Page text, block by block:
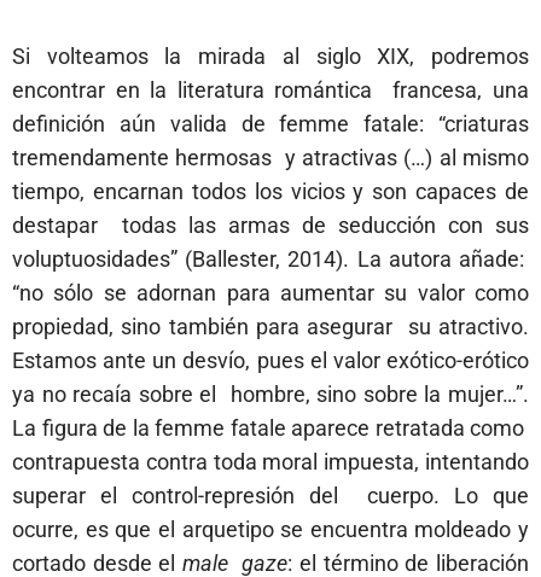
Si volteamos la mirada al siglo XIX, podremos
encontrar en la literatura romántica francesa, una
definición aún valida de femme fatale: “criaturas
tremendamente hermosas y atractivas (…) al mismo
tiempo, encarnan todos los vicios y son capaces de
destapar todas las armas de seducción con sus
voluptuosidades” (Ballester, 2014). La autora añade:
“no sólo se adornan para aumentar su valor como
propiedad, sino también para asegurar su atractivo.
Estamos ante un desvío, pues el valor exótico-erótico
ya no recaía sobre el hombre, sino sobre la mujer…”.
La figura de la femme fatale aparece retratada como
contrapuesta contra toda moral impuesta, intentando
superar el control-represión del cuerpo. Lo que
ocurre, es que el arquetipo se encuentra moldeado y
cortado desde el male gaze: el término de liberación